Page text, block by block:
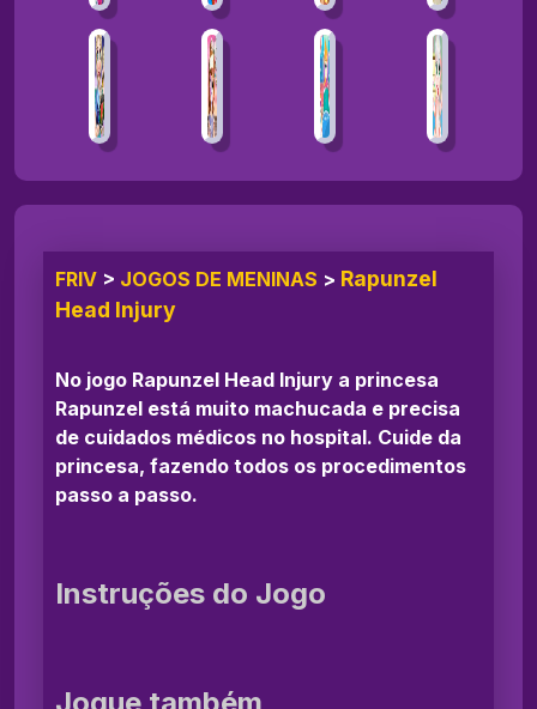
FRIV > JOGOS DE MENINAS > Rapunzel
Head Injury
No jogo Rapunzel Head Injury a princesa
Rapunzel está muito machucada e precisa
de cuidados médicos no hospital. Cuide da
princesa, fazendo todos os procedimentos
passo a passo.
Instruções do Jogo